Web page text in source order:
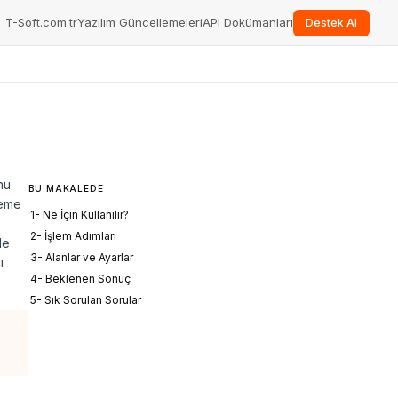
T-Soft.com.trYazılım GüncellemeleriAPI Dokümanları Destek Al
BU MAKALEDE
1- Ne İçin Kullanılır?
2- İşlem Adımları
3- Alanlar ve Ayarlar
4- Beklenen Sonuç
5- Sık Sorulan Sorular